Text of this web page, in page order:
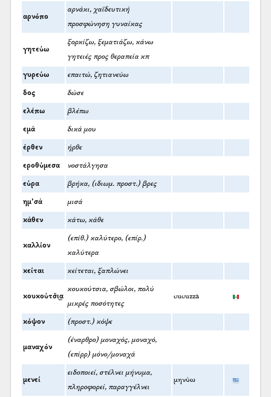
αρνόπο
αρνάκι, χαϊδευτική
προσφώνηση γυναίκας
γητεύω
ξορκίζω, ξεματιάζω, κάνω
γητειές προς θεραπεία κπ
γυρεύω επαιτώ, ζητιανεύω
δος δώσε
ελέπω βλέπω
εμά δικά μου
έρθεν ήρθε
εροθύμεσα νοστάλγησα
εύρα βρήκα, (ιδιωμ. προστ.) βρες
ημ’σά μισά
κάθεν κάτω, κάθε
καλλίον
(επίθ.) καλύτερο, (επίρ.)
καλύτερα
κείται κείτεται, ξαπλώνει
κουκούτσ̌ι͜α
κουκούτσια, σβώλοι, πολύ
μικρές ποσότητες
cucuzza
κόψον (προστ.) κόψε
μαναχόν
(έναρθρο) μοναχός, μοναχό,
(επίρρ) μόνο/μοναχά
μενεί
ειδοποιεί, στέλνει μήνυμα,
πληροφορεί, παραγγέλνει
μηνύω